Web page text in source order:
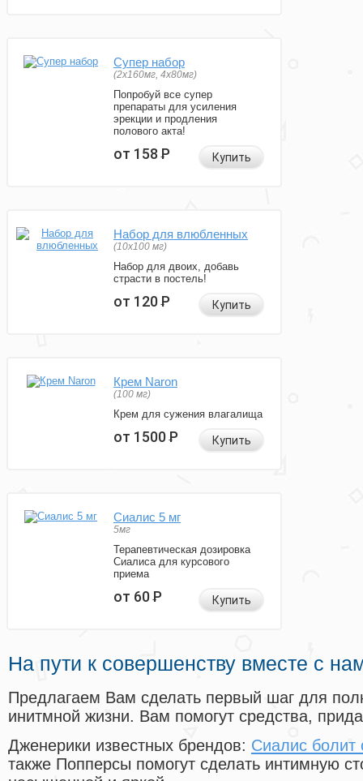
Супер набор
(2х160мг, 4х80мг)
Попробуй все супер
препараты для усиления
эрекции и продления
полового акта!
от 158Р Купить
Набор для влюбленных
(10х100 мг)
Набор для двоих, добавь
страсти в постель!
от 120Р Купить
Крем Naron
(100 мг)
Крем для сужения влагалища
от 1500Р Купить
Сиалис 5 мг
5мг
Терапевтическая дозировка
Сиалиса для курсового
приема
от 60Р Купить
На пути к совершенству вместе с
Предлагаем Вам сделать первый шаг для
инитмной жизни. Вам помогут средства,
Дженерики известных брендов: Сиалис болит
также Попперсы помогут сделать интимную